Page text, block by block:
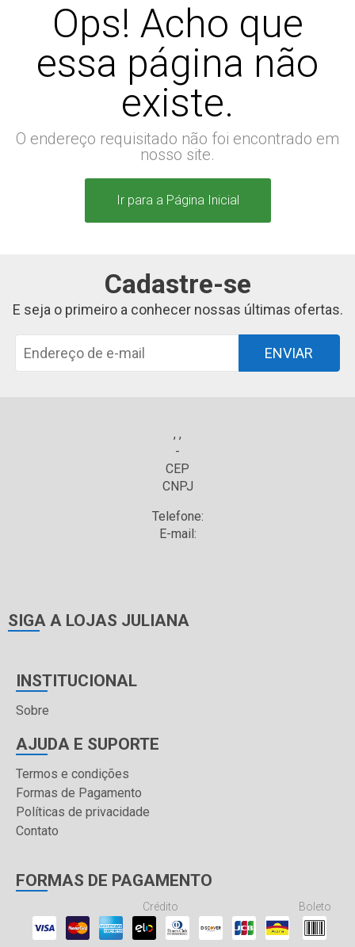
Ops! Acho que
essa página não
existe.
O endereço requisitado não foi encontrado em
nosso site.
Ir para a Página Inicial
Cadastre-se
E seja o primeiro a conhecer nossas últimas ofertas.
ENVIAR
, ,
-
CEP
CNPJ
Telefone:
E-mail:
SIGA A LOJAS JULIANA
INSTITUCIONAL
Sobre
AJUDA E SUPORTE
Termos e condições
Formas de Pagamento
Políticas de privacidade
Contato
FORMAS DE PAGAMENTO
Crédito Boleto